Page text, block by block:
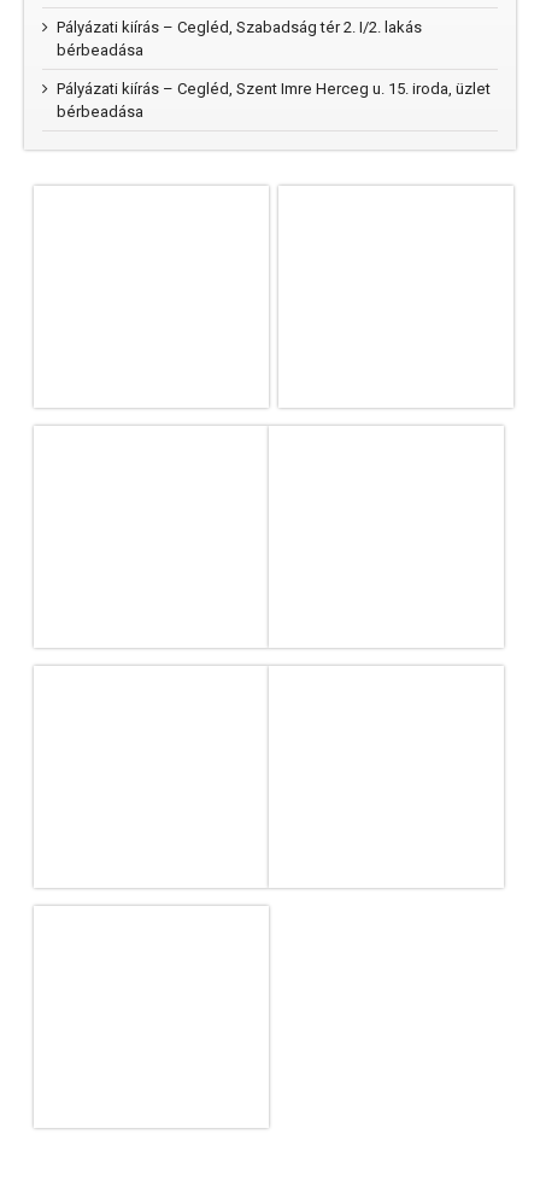
Pályázati kiírás – Cegléd, Szabadság tér 2. I/2. lakás
bérbeadása
Pályázati kiírás – Cegléd, Szent Imre Herceg u. 15. iroda, üzlet
bérbeadása